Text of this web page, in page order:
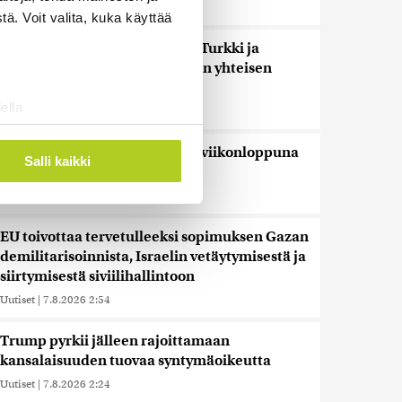
Voit valita, kuka käyttää
. Voit muuttaa
tukemiseen
alan
tietoja muihin tietoihin, joita
siirtää ulkomaille.
Salli kaikki
Uutiset
Uutistoimistot: Saudi-Arabia, Turkki ja
Pakistan allekirjoittavat tänään yhteisen
Uutiset
Tänään on tuulista ja sateista, viikonloppuna
EU toivottaa tervetulleeksi sopimuksen Gazan
demilitarisoinnista, Israelin vetäytymisestä ja
siirtymisestä siviilihallintoon
Uutiset | 7.8.2026 2:54
Trump pyrkii jälleen rajoittamaan
kansalaisuuden tuovaa syntymäoikeutta
Uutiset | 7.8.2026 2:24